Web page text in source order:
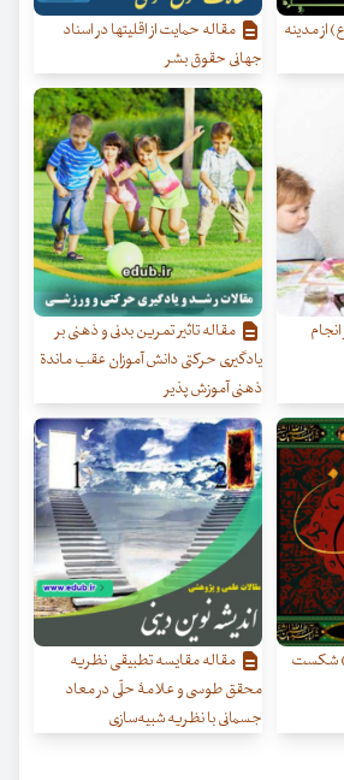
از مدینه
مقاله حمایت از اقلیتها در اسناد
جهانی حقوق بشر
مقاله تاثیر تمرین بدنی و ذهنی بر
یادگیری حرکتی دانش آموزان عقب ماندة
ذهنی آموزش پذیر
شکست
مقاله مقایسه تطبیقی نظریه
محقق طوسی و علامۀ حلّی در معاد
جسمانی با نظریه شبیه‌سازی